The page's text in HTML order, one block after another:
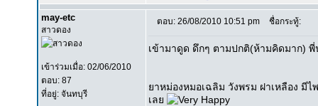
may-etc
สาวดอง
เข้าร่วมเมื่อ: 02/06/2010
ตอบ: 87
ที่อยู่: จันทบุรี
ตอบ: 26/08/2010 10:51 pm ชื่อกระทู้:
เข้ามาดูด ดึกๆ ตามปกติ(ห้ามคิดมาก)
ยาหม่องหมอเฉลิม วังพรม ฝาเหลือง มี
เลย